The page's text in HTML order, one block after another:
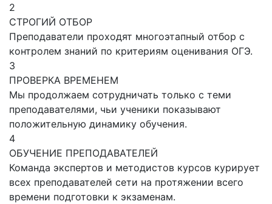
2
СТРОГИЙ ОТБОР
Преподаватели проходят многоэтапный отбор с
контролем знаний по критериям оценивания ОГЭ.
3
ПРОВЕРКА ВРЕМЕНЕМ
Мы продолжаем сотрудничать только с теми
преподавателями, чьи ученики показывают
положительную динамику обучения.
4
ОБУЧЕНИЕ ПРЕПОДАВАТЕЛЕЙ
Команда экспертов и методистов курсов курирует
всех преподавателей сети на протяжении всего
времени подготовки к экзаменам.